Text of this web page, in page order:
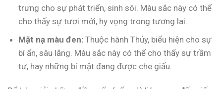
trưng cho sự phát triển, sinh sôi. Màu sắc này có thể
cho thấy sự tươi mới, hy vọng trong tương lai.
Mặt nạ màu đen: Thuộc hành Thủy, biểu hiện cho sự
bí ẩn, sâu lắng. Màu sắc này có thể cho thấy sự trầm
tư, hay những bí mật đang được che giấu.